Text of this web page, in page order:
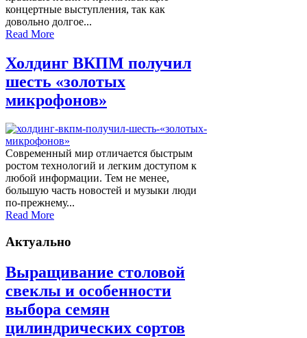
концертные выступления, так как
довольно долгое...
Read More
Холдинг ВКПМ получил
шесть «золотых
микрофонов»
Современный мир отличается быстрым
ростом технологий и легким доступом к
любой информации. Тем не менее,
большую часть новостей и музыки люди
по-прежнему...
Read More
Актуально
Выращивание столовой
свеклы и особенности
выбора семян
цилиндрических сортов